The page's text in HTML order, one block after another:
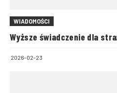
WIADOMOŚCI
Wyższe świadczenie dla
2026-02-23